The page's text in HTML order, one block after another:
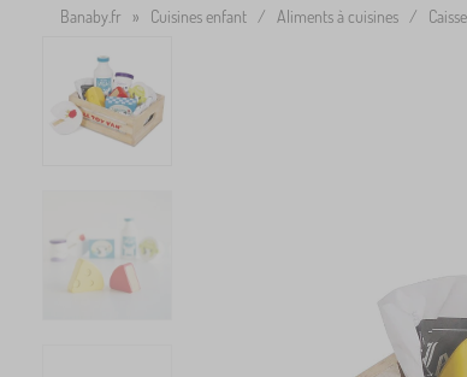
Banaby.fr » Cuisines enfant / Aliments à cuisines /